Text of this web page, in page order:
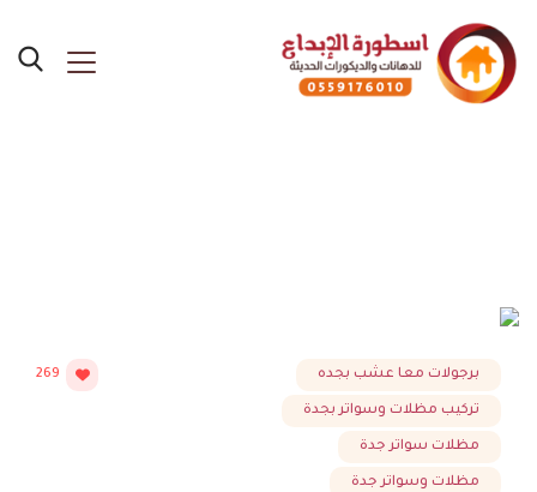
برجولات معا عشب بجده
تركيب مظلات وسواتر بجدة
مظلات سواتر جدة
مظلات وسواتر جدة
269